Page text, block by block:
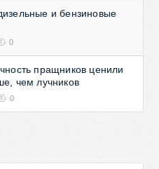
и бензиновые
0
пращников ценили
чем лучников
0